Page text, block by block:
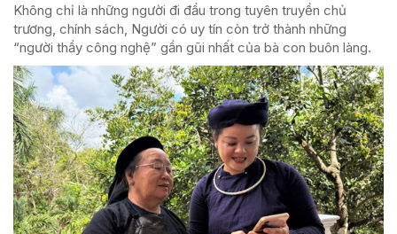
Không chỉ là những người đi đầu trong tuyên truyền chủ
trương, chính sách, Người có uy tín còn trở thành những
“người thầy công nghệ” gần gũi nhất của bà con buôn làng.